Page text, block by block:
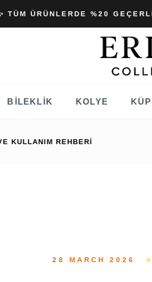
TÜM ÜRÜNLERDE %20
BILEKLIK KOLYE
KULLANIM REHBERI
28 MARCH 2026